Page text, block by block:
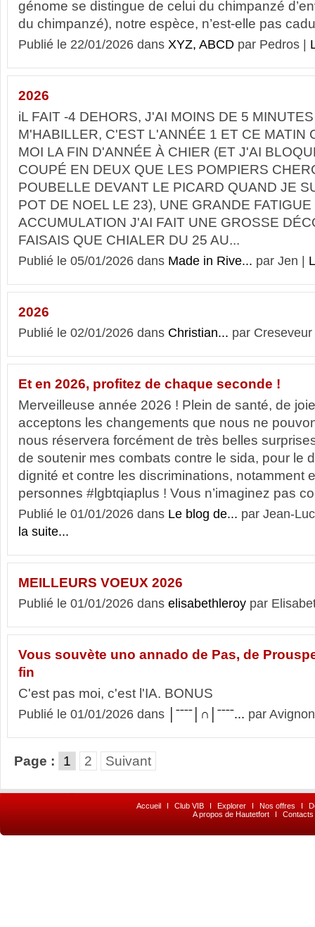
génome se distingue de celui du chimpanzé
du chimpanzé), notre espèce, n’est-elle pas
Publié le 22/01/2026 dans XYZ, ABCD par Pedros |
2026
iL FAIT -4 DEHORS, J'AI MOINS DE 5
M'HABILLER, C'EST L'ANNÉE 1 ET CE MATIN
MOI LA FIN D'ANNÉE À CHIER (ET J'AI
COUPÉ EN DEUX QUE LES POMPIERS
POUBELLE DEVANT LE PICARD QUAND JE
POT DE NOEL LE 23), UNE GRANDE FATIGUE
ACCUMULATION J'AI FAIT UNE GROSSE
FAISAIS QUE CHIALER DU 25 AU...
Publié le 05/01/2026 dans Made in Rive... par Jen |
2026
Publié le 02/01/2026 dans Christian... par
Et en 2026, profitez de chaque seconde !
Merveilleuse année 2026 ! Plein de santé, de
acceptons les changements que nous ne
nous réservera forcément de très belles
de soutenir mes combats contre le sida, pour le
dignité et contre les discriminations, notamment
personnes #lgbtqiaplus ! Vous n’imaginez pas
Publié le 01/01/2026 dans Le blog de... par Jean-
la suite...
MEILLEURS VOEUX 2026
Publié le 01/01/2026 dans elisabethleroy par
Vous souvète uno annado de Pas, de
fin
C'est pas moi, c'est l'IA. BONUS
Publié le 01/01/2026 dans │ˉˉˉˉ│∩│ˉˉˉˉ... par
Page : 1 2 Suivant
Accueil I Club VIB I Explorer I Nos offres I
A propos de Hautetfort
I Contacts